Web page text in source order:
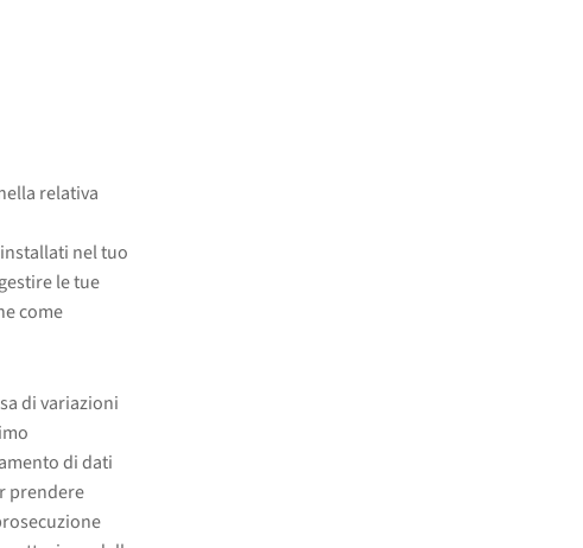
relativa
nel tuo
le tue
come
di variazioni
di dati
prendere